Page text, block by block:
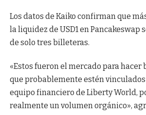
Los datos de Kaiko confirman que
la liquidez de USD1 en Pancakeswap
de solo tres billeteras.
«Estos fueron el mercado para hacer
que probablemente estén vinculados
equipo financiero de Liberty World,
realmente un volumen orgánico»,